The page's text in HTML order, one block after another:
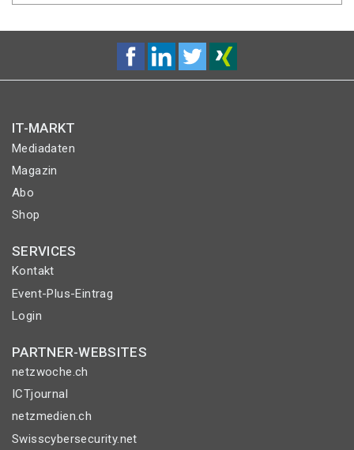
IT-MARKT
Mediadaten
Magazin
Abo
Shop
SERVICES
Kontakt
Event-Plus-Eintrag
Login
PARTNER-WEBSITES
netzwoche.ch
ICTjournal
netzmedien.ch
Swisscybersecurity.net